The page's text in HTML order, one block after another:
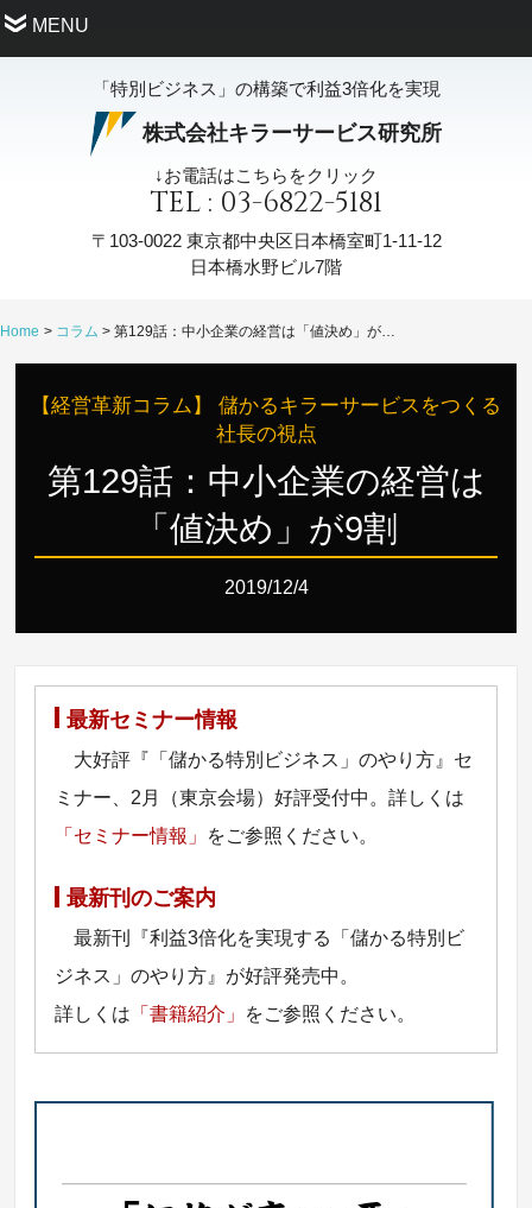
MENU
「特別ビジネス」の構築で利益3倍化を実現
株式会社キラーサービス研究所
↓お電話はこちらをクリック
TEL : 03-6822-5181
〒103-0022東京都中央区日本橋室町1-11-12
日本橋水野ビル7階
Home コラム 第129話：中小企業の経営は「値決め」が9割
【経営革新コラム】 儲かるキラーサービスをつくる
社長の視点
第129話：中小企業の経営は
「値決め」が9割
2019/12/4
最新セミナー情報
大好評『「儲かる特別ビジネス」のやり方』セ
ミナー、2月（東京会場）好評受付中。詳しくは
「セミナー情報」 をご参照ください。
最新刊のご案内
最新刊『利益3倍化を実現する「儲かる特別ビ
ジネス」のやり方』が好評発売中。
詳しくは 「書籍紹介」 をご参照ください。